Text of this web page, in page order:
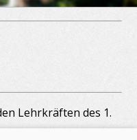
Lehrkräften des 1.